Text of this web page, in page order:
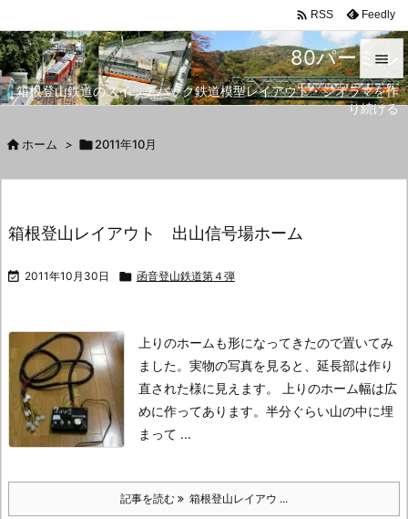
80パーミル
箱根登山鉄道のスイッチバック鉄道模型レイアウト・ジオラマを作
り続ける


メニュ
 RSS Feedly
 ホーム > 2011年10月
箱根登山レイアウト 出山信号場ホーム
 2011年10月30日  函音登山鉄道第４弾
上りのホームも形になってきたので置いてみ
ました。 実物の写真を見ると、延長部は作り
直された様に見えます。
上りのホーム幅は広
めに作ってあります。 半分ぐらい山の中に埋
まって ...
記事を読む 箱根登山レイアウ ...